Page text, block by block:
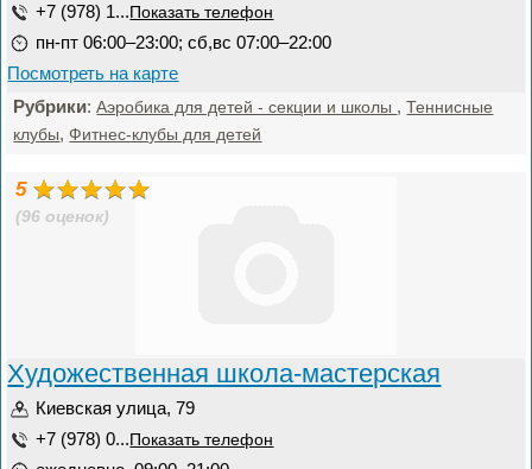
+7 (978) 1... Показать телефон
пн-пт 06:00–23:00; сб,вс 07:00–22:00
Посмотреть на карте
Рубрики:Аэробика для детей - секции и школы ,Теннисные
клубы,Фитнес-клубы для детей
5
(96 оценок)
Художественная школа-мастерская
Киевская улица, 79
+7 (978) 0... Показать телефон